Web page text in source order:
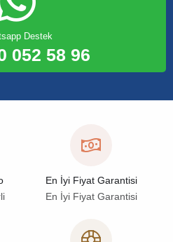
Destek
052 58 96
En İyi Fiyat Garantisi
En İyi Fiyat Garantisi